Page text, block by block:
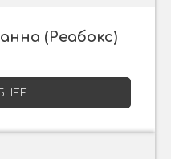
(Реабокс)